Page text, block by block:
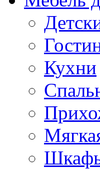
Кухни